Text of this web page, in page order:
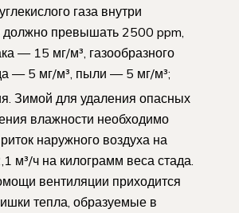
газа внутри
должно превышать 2500 ppm,
— 15 мг/м³, газообразного
— 5 мг/м³, пыли — 5 мг/м³;
Зимой для удаления опасных
влажности необходимо
наружного воздуха на
м³/ч на килограмм веса стада.
вентиляции приходится
тепла, образуемые в